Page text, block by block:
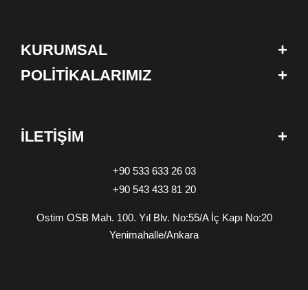
KURUMSAL +
POLİTİKALARIMIZ +
İLETİŞİM +
+90 533 633 26 03
+90 543 433 81 20
Ostim OSB Mah. 100. Yıl Blv. No:55/A İç Kapı No:20
Yenimahalle/Ankara